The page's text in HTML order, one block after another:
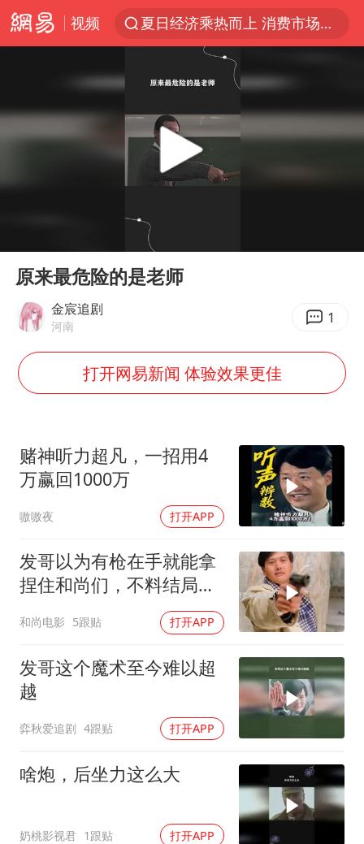
视频
夏日经济乘热而上 消费市场向新而行
《披荆斩棘2026》阵容官宣
白海豚北上或致京津冀暴雨
新疆一婚礼线上邀请引热议
存款市场为何两极分化
云南一男子胃中取出180颗铁钉
以军士兵把枪口对准中国记者
总书记点赞的非遗苗绣焕发新生机
Play
原来最危险的是老师
金宸追剧
河南 1
打开网易新闻 体验效果更佳
赌神听力超凡，一招用4
万赢回1000万
嗷嗷夜 打开APP
发哥以为有枪在手就能拿
捏住和尚们，不料结局却
和尚电影 5跟贴 打开APP
发哥这个魔术至今难以超
越
弈秋爱追剧 4跟贴 打开APP
啥炮，后坐力这么大
奶桃影视君 1跟贴 打开APP